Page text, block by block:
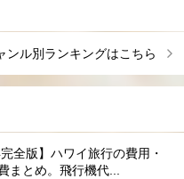
ンル別ランキングはこちら
完全版】ハワイ旅行の費用・
まとめ。飛行機代...